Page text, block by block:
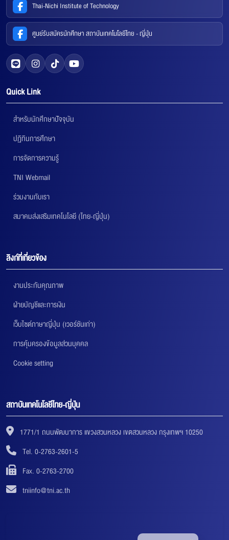
Thai-Nichi Institute of Technology
ศูนย์รับสมัครนักศึกษา สถาบันเทคโนโลยีไทย - ญี่ปุ่น
Quick Link
สำหรับนักศึกษาปัจจุบัน
ปฏิทินการศึกษา
การจัดการความรู้
TNI Webmail
ร่วมงานกับเรา
สมาคมส่งเสริมเทคโนโลยี (ไทย-ญี่ปุ่น)
ลิงก์ที่เกี่ยวข้อง
งานประกันคุณภาพ
ฝ่ายบัญชีและการเงิน
เว็บไซต์ภาษาญี่ปุ่น (เวอร์ชันเก่า)
การคุ้มครองข้อมูลส่วนบุคคล
Cookie setting
สถาบันเทคโนโลยีไทย-ญี่ปุ่น
1771/1 ถนนพัฒนาการ แขวงสวนหลวง เขตสวนหลวง กรุงเทพฯ 10250
Tel. 0-2763-2601-5
Fax. 0-2763-2700
tniinfo@tni.ac.th